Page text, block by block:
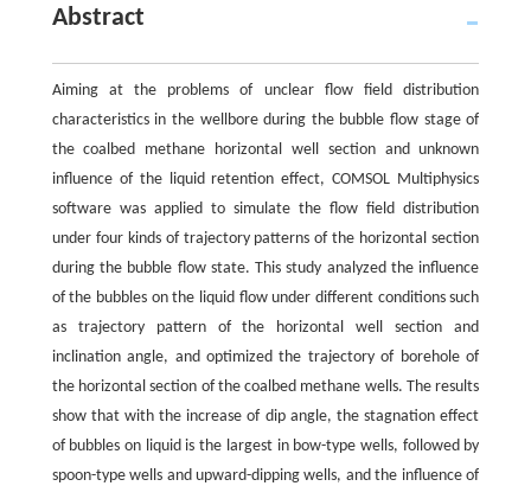
Abstract
Aiming at the problems of unclear flow field distribution
characteristics in the wellbore during the bubble flow stage of
the coalbed methane horizontal well section and unknown
influence of the liquid retention effect, COMSOL Multiphysics
software was applied to simulate the flow field distribution
under four kinds of trajectory patterns of the horizontal section
during the bubble flow state. This study analyzed the influence
of the bubbles on the liquid flow under different conditions such
as trajectory pattern of the horizontal well section and
inclination angle, and optimized the trajectory of borehole of
the horizontal section of the coalbed methane wells. The results
show that with the increase of dip angle, the stagnation effect
of bubbles on liquid is the largest in bow-type wells, followed by
spoon-type wells and upward-dipping wells, and the influence of